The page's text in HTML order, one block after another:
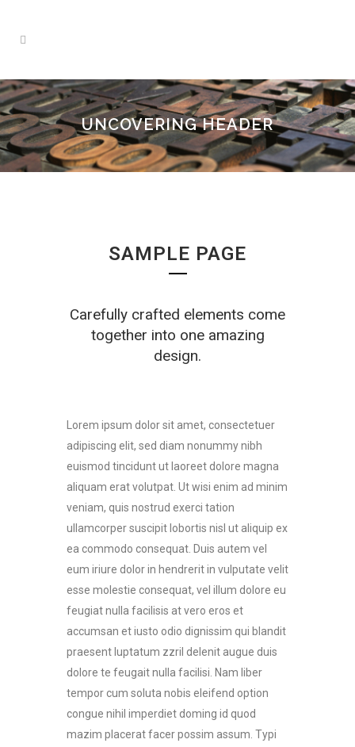
UNCOVERING HEADER
SAMPLE PAGE
Carefully crafted elements come
together into one amazing
design.
Lorem ipsum dolor sit amet, consectetuer
adipiscing elit, sed diam nonummy nibh
euismod tincidunt ut laoreet dolore magna
aliquam erat volutpat. Ut wisi enim ad minim
veniam, quis nostrud exerci tation
ullamcorper suscipit lobortis nisl ut aliquip ex
ea commodo consequat. Duis autem vel
eum iriure dolor in hendrerit in vulputate velit
esse molestie consequat, vel illum dolore eu
feugiat nulla facilisis at vero eros et
accumsan et iusto odio dignissim qui blandit
praesent luptatum zzril delenit augue duis
dolore te feugait nulla facilisi. Nam liber
tempor cum soluta nobis eleifend option
congue nihil imperdiet doming id quod
mazim placerat facer possim assum. Typi